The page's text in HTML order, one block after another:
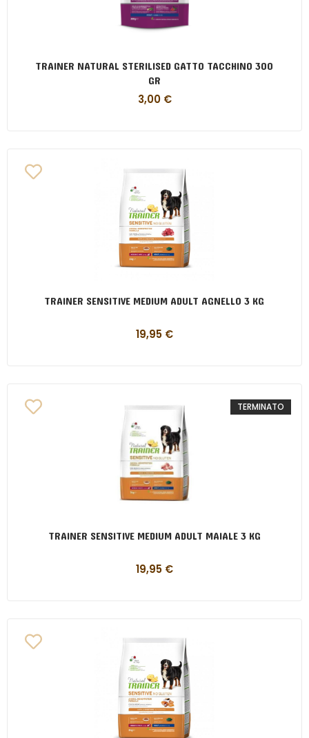
TRAINER NATURAL STERILISED GATTO TACCHINO 300
GR
3,00 €
TRAINER SENSITIVE MEDIUM ADULT AGNELLO 3 KG
19,95 €
TERMINATO
TRAINER SENSITIVE MEDIUM ADULT MAIALE 3 KG
19,95 €